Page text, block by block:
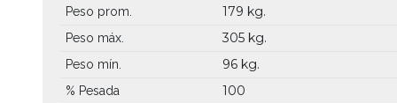
Peso prom. 179 kg.
Peso máx. 305 kg.
Peso mín. 96 kg.
% Pesada 100